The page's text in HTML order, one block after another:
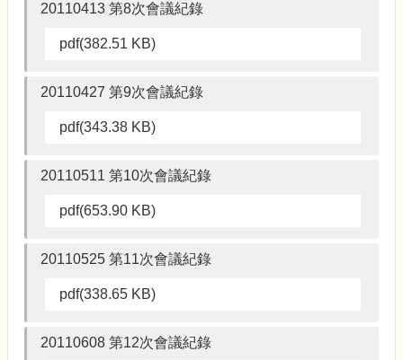
20110413 第8次會議紀錄
pdf(382.51 KB)
20110427 第9次會議紀錄
pdf(343.38 KB)
20110511 第10次會議紀錄
pdf(653.90 KB)
20110525 第11次會議紀錄
pdf(338.65 KB)
20110608 第12次會議紀錄